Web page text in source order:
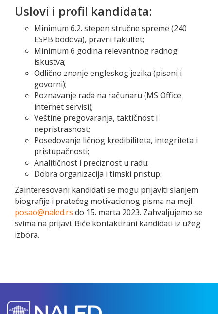
Uslovi i profil kandidata:
Minimum 6.2. stepen stručne spreme (240
ESPB bodova), pravni fakultet;
Minimum 6 godina relevantnog radnog
iskustva;
Odlično znanje engleskog jezika (pisani i
govorni);
Poznavanje rada na računaru (MS Office,
internet servisi);
Veštine pregovaranja, taktičnost i
nepristrasnost;
Posedovanje ličnog kredibiliteta, integriteta i
pristupačnosti;
Analitičnost i preciznost u radu;
Dobra organizacija i timski pristup.
Zainteresovani kandidati se mogu prijaviti slanjem
biografije i pratećeg motivacionog pisma na mejl
posao@naled.rs do 15. marta 2023. Zahvaljujemo se
svima na prijavi. Biće kontaktirani kandidati iz užeg
izbora.